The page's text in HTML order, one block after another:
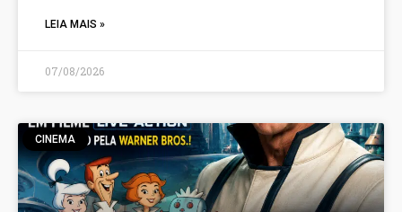
LEIA MAIS »
07/08/2026
CINEMA